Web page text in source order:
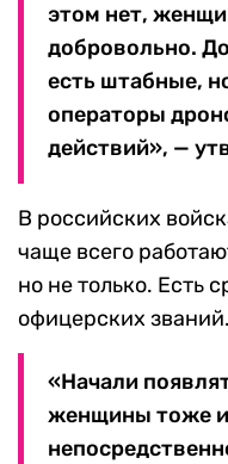
этом нет,
добровольно.
есть штабные,
операторы
действий», —
В российских
чаще всего
но не только. Есть
офицерских званий.
«Начали
женщины тоже